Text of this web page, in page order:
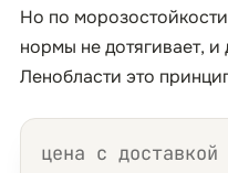
Но по
нормы не дотягивает,
Ленобласти это
цена с доставкой